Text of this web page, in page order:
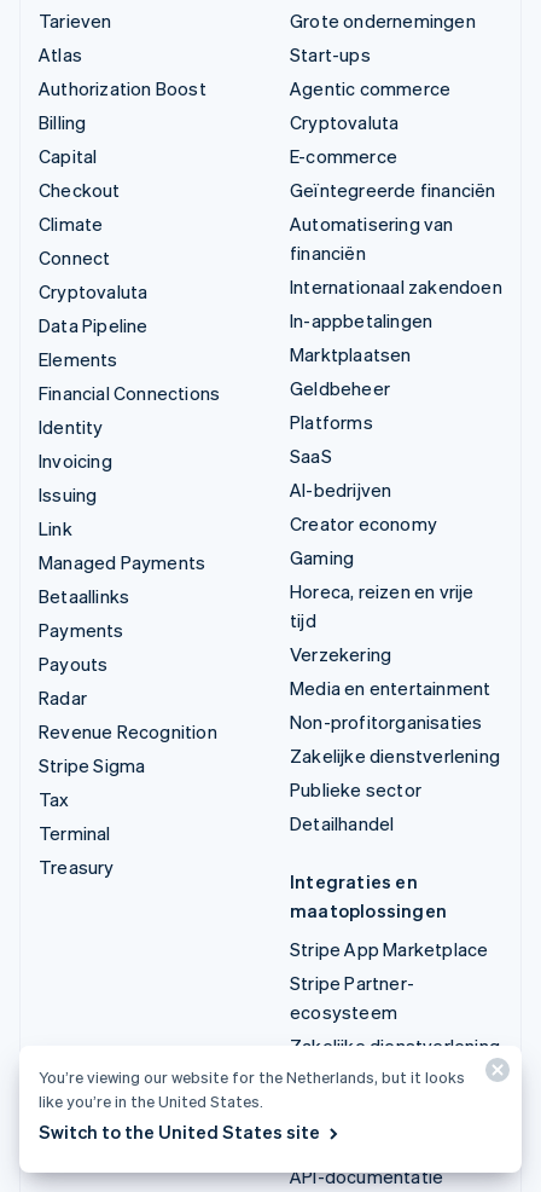
Tarieven
Atlas
Authorization Boost
Billing
Capital
Checkout
Climate
Connect
Cryptovaluta
Data Pipeline
Elements
Financial Connections
Identity
Invoicing
Issuing
Link
Managed Payments
Betaallinks
Payments
Payouts
Radar
Revenue Recognition
Stripe Sigma
Tax
Terminal
Treasury
Grote ondernemingen
Start-ups
Agentic commerce
Cryptovaluta
E-commerce
Geïntegreerde financiën
Automatisering van
financiën
Internationaal zakendoen
In-appbetalingen
Marktplaatsen
Geldbeheer
Platforms
SaaS
AI-bedrijven
Creator economy
Gaming
Horeca, reizen en vrije
tijd
Verzekering
Media en entertainment
Non-profitorganisaties
Zakelijke dienstverlening
Publieke sector
Detailhandel
Integraties en
maatoplossingen
Stripe App Marketplace
Stripe Partner-
ecosysteem
Zakelijke dienstverlening
Documentatie
API-documentatie
You’re viewing our website for the Netherlands, but it looks
like you’re in the United States.
Switch to the United States site